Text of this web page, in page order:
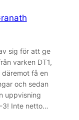
sig för att ge
varken DT1,
få en
och sedan
uppvisning
3! Inte netto…